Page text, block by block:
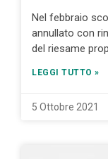
Nel febbraio
annullato con
del riesame
LEGGI TUTTO »
5 Ottobre 2021